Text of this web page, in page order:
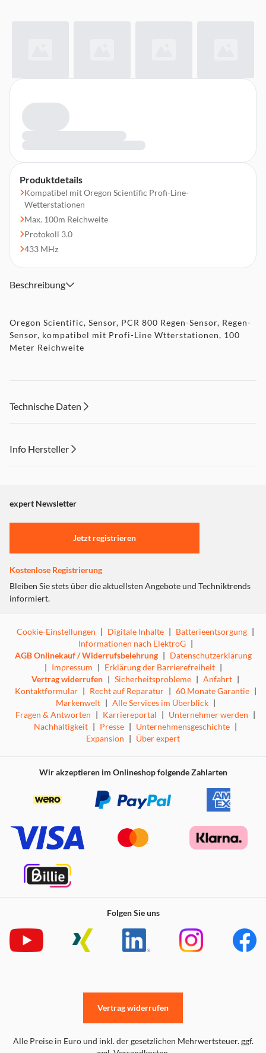
Produktdetails
Kompatibel mit Oregon Scientific Profi-Line-
Wetterstationen
Max. 100m Reichweite
Protokoll 3.0
433 MHz
Beschreibung
Oregon Scientific, Sensor, PCR 800 Regen-Sensor, Regen-
Sensor, kompatibel mit Profi-Line Wtterstationen, 100
Meter Reichweite
Technische Daten
Info Hersteller
"Marketing".
Einstellungen anpassen
expert Newsletter
Jetzt registrieren
Kostenlose Registrierung
Bleiben Sie stets über die aktuellsten Angebote und Techniktrends
informiert.
Cookie-Einstellungen | Digitale Inhalte | Batterieentsorgung |
Informationen nach ElektroG |
AGB Onlinekauf / Widerrufsbelehrung | Datenschutzerklärung
| Impressum | Erklärung der Barrierefreiheit |
Vertrag widerrufen | Sicherheitsprobleme | Anfahrt |
Kontaktformular | Recht auf Reparatur | 60 Monate Garantie |
Markenwelt | Alle Services im Überblick |
Fragen & Antworten | Karriereportal | Unternehmer werden |
Nachhaltigkeit | Presse | Unternehmensgeschichte |
Expansion | Über expert
Wir akzeptieren im Onlineshop folgende Zahlarten
Folgen Sie uns
Alle Preise in Euro und inkl. der gesetzlichen Mehrwertsteuer. ggf.
Vertrag widerrufen